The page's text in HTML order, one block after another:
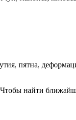
пятна,
найти